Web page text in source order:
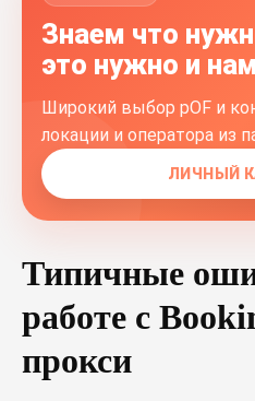
Знаем что
это нужно и
Широкий выбор pOF и
локации и оператора из
ЛИЧНЫЙ
Типичные
работе с
прокси